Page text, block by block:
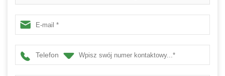
Tube
Telefon